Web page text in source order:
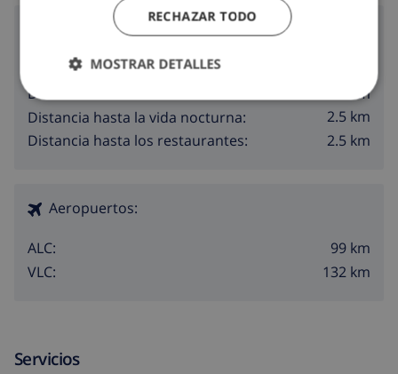
Alrededores
Distancia hasta el mar:
Distancia hasta las tiendas:
2.5 km
Distancia hasta la vida nocturna:
2.5 km
Distancia hasta los restaurantes:
2.5 km
Aeropuertos:
ALC:
99 km
VLC:
132 km
Servicios
RECHAZAR TODO
MOSTRAR DETALLES